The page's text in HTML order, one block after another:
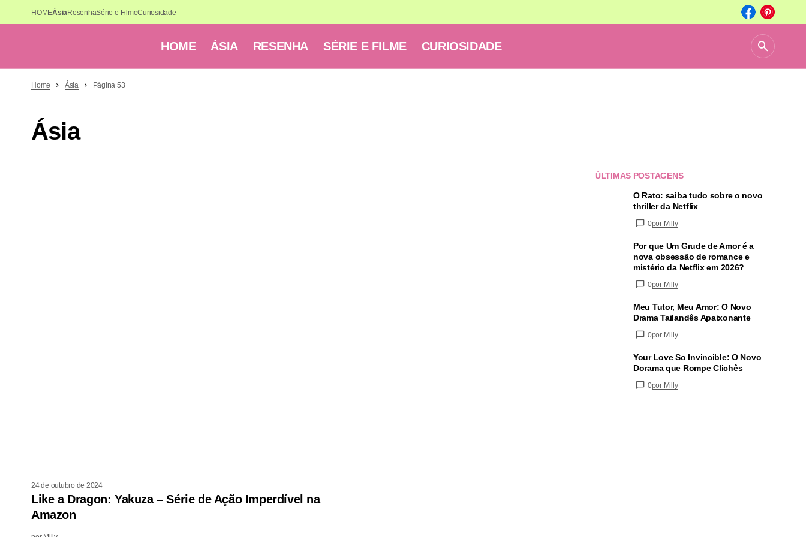
HOMEÁsiaResenhaSérie e FilmeCuriosidade
HOME ÁSIA RESENHA SÉRIE E FILME CURIOSIDADE
Home Ásia Página 53
Ásia
24 de outubro de 2024
Like a Dragon: Yakuza – Série de Ação Imperdível na
Amazon
ÚLTIMAS POSTAGENS
O Rato: saiba tudo sobre o novo
thriller da Netflix
0por Milly
Por que Um Grude de Amor é a
nova obsessão de romance e
mistério da Netflix em 2026?
0por Milly
Meu Tutor, Meu Amor: O Novo
Drama Tailandês Apaixonante
0por Milly
Your Love So Invincible: O Novo
Dorama que Rompe Clichês
0por Milly